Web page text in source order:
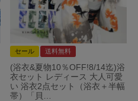
セール 送料無料
(浴衣&夏物10％OFF!8/14迄)浴
衣セット レディース 大人可愛
い 浴衣2点セット（浴衣＋半幅
帯）「貝…